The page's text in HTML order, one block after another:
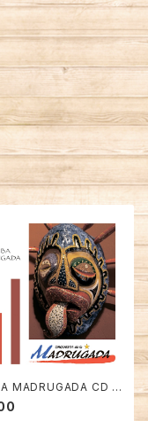
CD F
de la M